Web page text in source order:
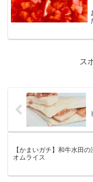
ス
【かまいガチ】和牛水田の
オムライス